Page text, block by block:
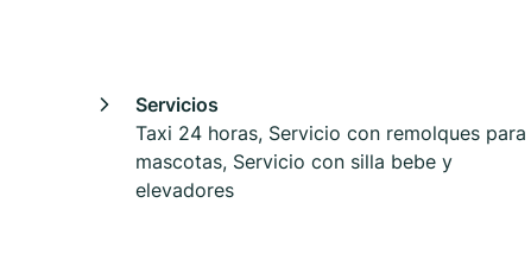
Servicios
Taxi 24 horas, Servicio con remolques para
mascotas, Servicio con silla bebe y
elevadores